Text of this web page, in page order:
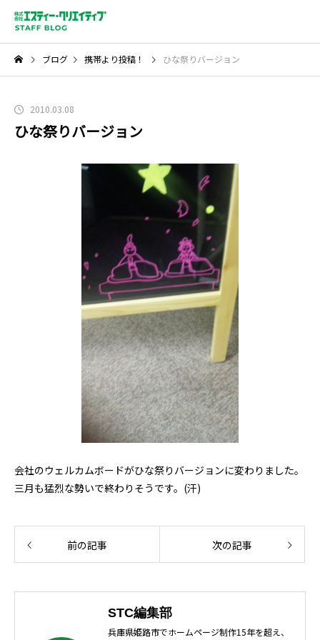
ブログ 携帯より投稿！ ひな祭りバージョン
2010.03.08
ひな祭りバージョン
会社のウェルカムボードがひな祭りバージョンに変わりました。
三月も猛烈な勢いで終わりそうです。(汗)
前の記事 次の記事
STC編集部
兵庫県姫路市でホームページ制作15年を超え、